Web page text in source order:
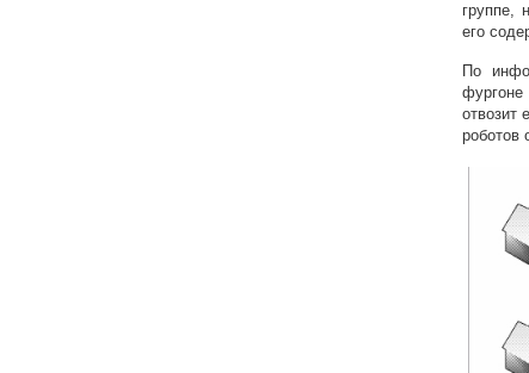
группе,
его
По
фургоне
отвозит
роботов